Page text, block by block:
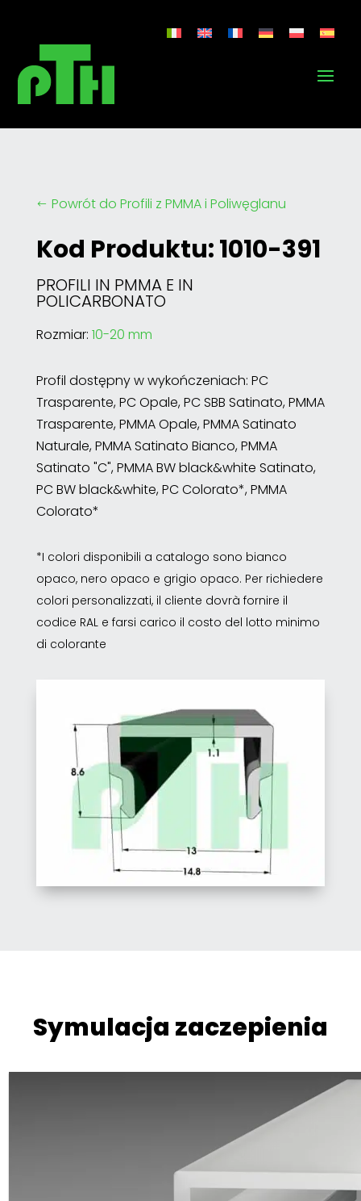
# Powrót do Profili z PMMA i Poliwęglanu
Kod Produktu: 1010-391
PROFILI IN PMMA E IN
POLICARBONATO
Rozmiar: 10-20 mm
Profil dostępny w wykończeniach: PC
Trasparente, PC Opale, PC SBB Satinato, PMMA
Trasparente, PMMA Opale, PMMA Satinato
Naturale, PMMA Satinato Bianco, PMMA
Satinato "C", PMMA BW black&white Satinato,
PC BW black&white, PC Colorato*, PMMA
Colorato*
*I colori disponibili a catalogo sono bianco
opaco, nero opaco e grigio opaco. Per richiedere
colori personalizzati, il cliente dovrà fornire il
codice RAL e farsi carico il costo del lotto minimo
di colorante
Symulacja zaczepienia